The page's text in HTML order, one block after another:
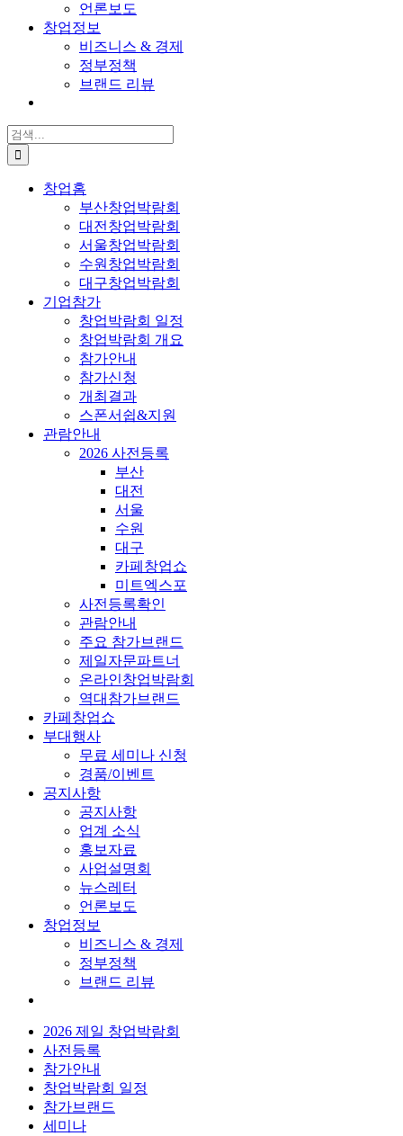
언론보도
창업정보
비즈니스 & 경제
정부정책
브랜드 리뷰
검
색:
창업홈
부산창업박람회
대전창업박람회
서울창업박람회
수원창업박람회
대구창업박람회
기업참가
창업박람회 일정
창업박람회 개요
참가안내
참가신청
개최결과
스폰서쉽&지원
관람안내
2026 사전등록
부산
대전
서울
수원
대구
카페창업쇼
미트엑스포
사전등록확인
관람안내
주요 참가브랜드
제일자문파트너
온라인창업박람회
역대참가브랜드
카페창업쇼
부대행사
무료 세미나 신청
경품/이벤트
공지사항
공지사항
업계 소식
홍보자료
사업설명회
뉴스레터
언론보도
창업정보
비즈니스 & 경제
정부정책
브랜드 리뷰
2026 제일 창업박람회
사전등록
참가안내
창업박람회 일정
참가브랜드
세미나